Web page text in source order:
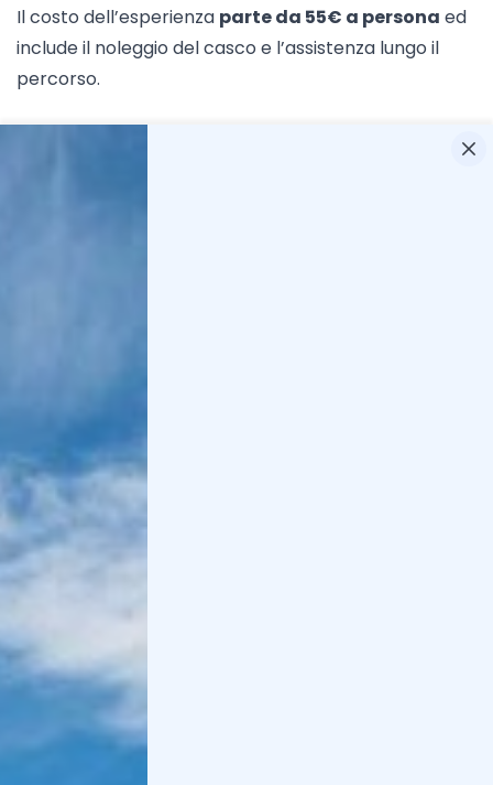
Il costo dell’esperienza parte da 55€ a persona ed
include il noleggio del casco e l’assistenza lungo il
percorso.